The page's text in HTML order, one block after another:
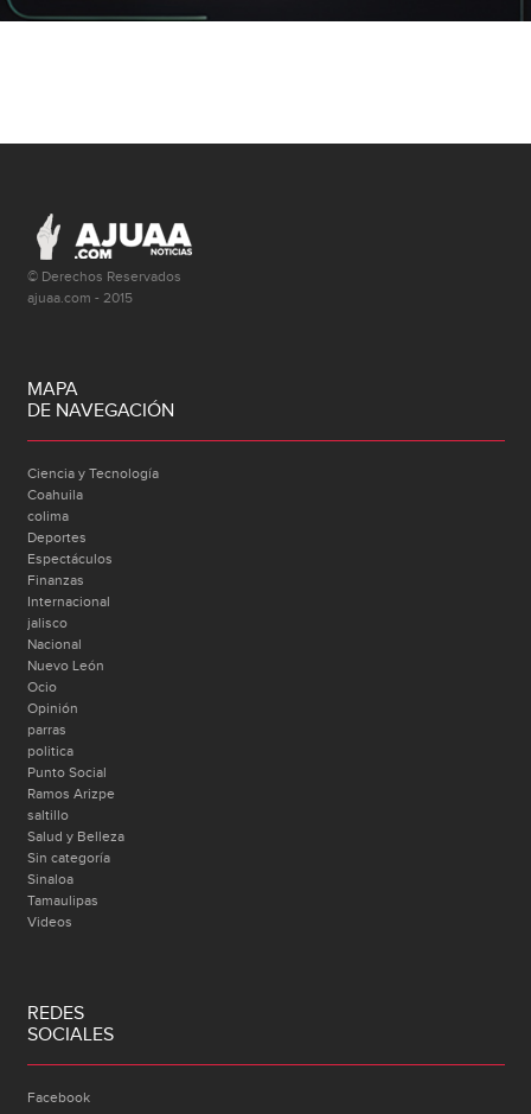
© Derechos Reservados
ajuaa.com - 2015
MAPA
DE NAVEGACIÓN
Ciencia y Tecnología
Coahuila
colima
Deportes
Espectáculos
Finanzas
Internacional
jalisco
Nacional
Nuevo León
Ocio
Opinión
parras
politica
Punto Social
Ramos Arizpe
saltillo
Salud y Belleza
Sin categoría
Sinaloa
Tamaulipas
Videos
REDES
SOCIALES
Facebook